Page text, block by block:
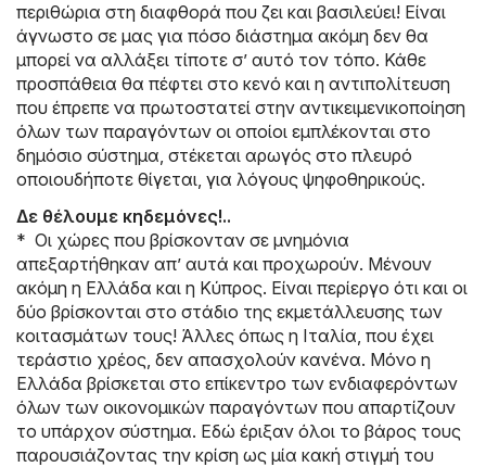
περιθώρια στη διαφθορά που ζει και βασιλεύει! Είναι
άγνωστο σε μας για πόσο διάστημα ακόμη δεν θα
μπορεί να αλλάξει τίποτε σ’ αυτό τον τόπο. Κάθε
προσπάθεια θα πέφτει στο κενό και η αντιπολίτευση
που έπρεπε να πρωτοστατεί στην αντικειμενικοποίηση
όλων των παραγόντων οι οποίοι εμπλέκονται στο
δημόσιο σύστημα, στέκεται αρωγός στο πλευρό
οποιουδήποτε θίγεται, για λόγους ψηφοθηρικούς.
Δε θέλουμε κηδεμόνες!..
* Οι χώρες που βρίσκονταν σε μνημόνια
απεξαρτήθηκαν απ’ αυτά και προχωρούν. Μένουν
ακόμη η Ελλάδα και η Κύπρος. Είναι περίεργο ότι και οι
δύο βρίσκονται στο στάδιο της εκμετάλλευσης των
κοιτασμάτων τους! Άλλες όπως η Ιταλία, που έχει
τεράστιο χρέος, δεν απασχολούν κανένα. Μόνο η
Ελλάδα βρίσκεται στο επίκεντρο των ενδιαφερόντων
όλων των οικονομικών παραγόντων που απαρτίζουν
το υπάρχον σύστημα. Εδώ έριξαν όλοι το βάρος τους
παρουσιάζοντας την κρίση ως μία κακή στιγμή του